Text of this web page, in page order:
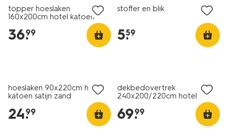
topper hoeslaken
160x200cm hotel katoen
36.
99
stoffer en blik
5.
59
hoeslaken 90x220cm hotel
katoen satijn zand
24.
99
dekbedovertrek
240x200/220cm hotel
katoen percal donkerblauw
69.
99